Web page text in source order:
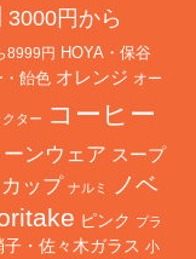
3000円から
8999円 HOYA・保谷
・飴色 オレンジ オー
ター
コーヒー
ンウェア スープ
ップ ナルミ
ノベ
ピンク プラ
子・佐々木ガラス 小